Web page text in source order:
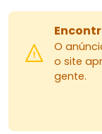
personalizar
Uma
procura
com fácil
Me chama
O
o site
gente.